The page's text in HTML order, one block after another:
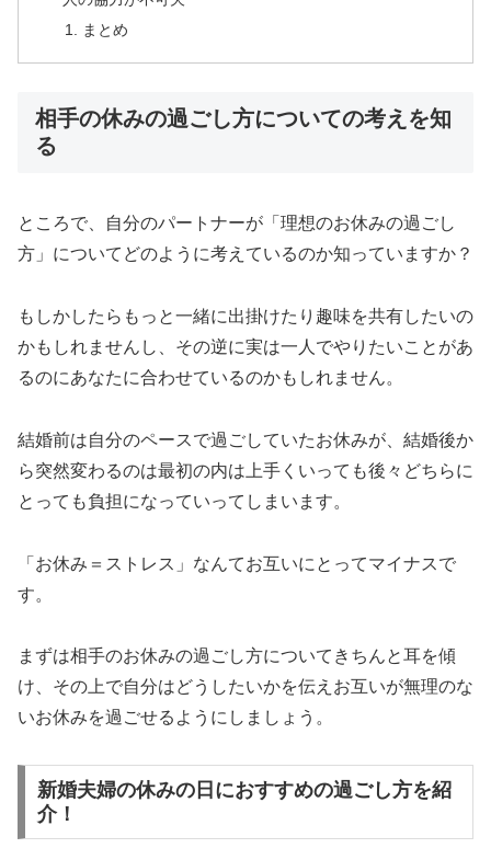
まとめ
相手の休みの過ごし方についての考えを知
る
ところで、自分のパートナーが「理想のお休みの過ごし
方」についてどのように考えているのか知っていますか？
もしかしたらもっと一緒に出掛けたり趣味を共有したいの
かもしれませんし、その逆に実は一人でやりたいことがあ
るのにあなたに合わせているのかもしれません。
結婚前は自分のペースで過ごしていたお休みが、結婚後か
ら突然変わるのは最初の内は上手くいっても後々どちらに
とっても負担になっていってしまいます。
「お休み＝ストレス」なんてお互いにとってマイナスで
す。
まずは相手のお休みの過ごし方についてきちんと耳を傾
け、その上で自分はどうしたいかを伝えお互いが無理のな
いお休みを過ごせるようにしましょう。
新婚夫婦の休みの日におすすめの過ごし方を紹
介！